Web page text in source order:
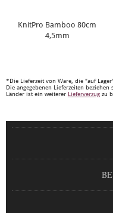
KnitPro Bamboo 80cm
4,5mm
*Die Lieferzeit von Ware, die "auf
Die angegebenen Lieferzeiten
Länder ist ein weiterer Lieferverzug zu